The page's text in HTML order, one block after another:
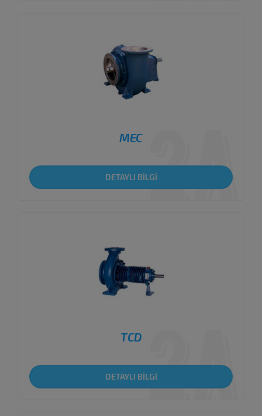
MEC
DETAYLI BİLGİ
TCD
DETAYLI BİLGİ